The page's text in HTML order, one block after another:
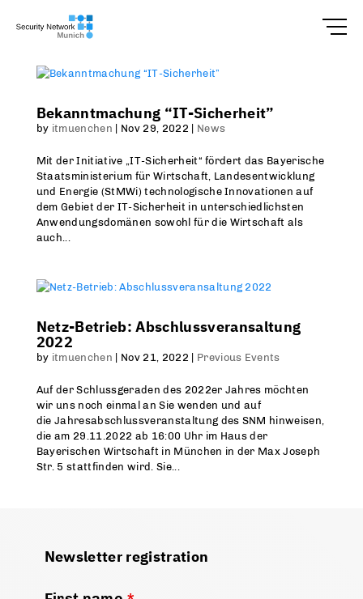
Bekanntmachung “IT-Sicherheit”
by itmuenchen Nov 29, 2022 News
Mit der Initiative „IT-Sicherheit“ fördert das Bayerische
Staatsministerium für Wirtschaft, Landesentwicklung
und Energie (StMWi) technologische Innovationen auf
dem Gebiet der IT-Sicherheit in unterschiedlichsten
Anwendungsdomänen sowohl für die Wirtschaft als
auch...
Netz-Betrieb: Abschlussveransaltung
2022
by itmuenchen Nov 21, 2022 Previous Events
Auf der Schlussgeraden des 2022er Jahres möchten
wir uns noch einmal an Sie wenden und auf
die Jahresabschlussveranstaltung des SNM hinweisen,
die am 29.11.2022 ab 16:00 Uhr im Haus der
Bayerischen Wirtschaft in München in der Max Joseph
Str. 5 stattfinden wird. Sie...
Newsletter registration